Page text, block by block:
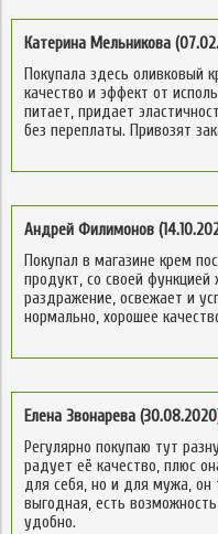
Катерина Мельникова
Покупала здесь оливковый
качество и эффект от
питает, придает
без переплаты. Привозят
Андрей Филимонов
Покупал в магазине крем
продукт, со своей функцией
раздражение, освежает и
нормально, хорошее
Елена Звонарева
Регулярно покупаю тут
радует её качество, плюс
для себя, но и для мужа, он
выгодная, есть
удобно.